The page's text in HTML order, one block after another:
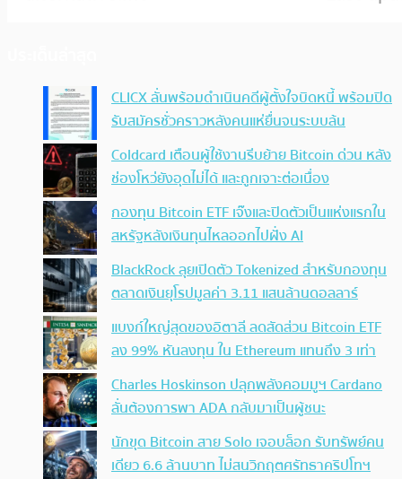
CLICX ลั่นพร้อมดำเนินคดีผู้ตั้งใจบิดหนี้ พร้อมปิด
รับสมัครชั่วคราวหลังคนแห่ยื่นจนระบบล้น
Coldcard เตือนผู้ใช้งานรีบย้าย Bitcoin ด่วน หลัง
ช่องโหว่ยังอุดไม่ได้ และถูกเจาะต่อเนื่อง
กองทุน Bitcoin ETF เจ๊งและปิดตัวเป็นแห่งแรกใน
สหรัฐหลังเงินทุนไหลออกไปฝั่ง AI
BlackRock ลุยเปิดตัว Tokenized สำหรับกองทุน
ตลาดเงินยุโรปมูลค่า 3.11 แสนล้านดอลลาร์
แบงก์ใหญ่สุดของอิตาลี ลดสัดส่วน Bitcoin ETF
ลง 99% หันลงทุน ใน Ethereum แทนถึง 3 เท่า
Charles Hoskinson ปลุกพลังคอมมูฯ Cardano
ลั่นต้องการพา ADA กลับมาเป็นผู้ชนะ
นักขุด Bitcoin สาย Solo เจอบล็อก รับทรัพย์คน
เดียว 6.6 ล้านบาท ไม่สนวิกฤตศรัทธาคริปโทฯ